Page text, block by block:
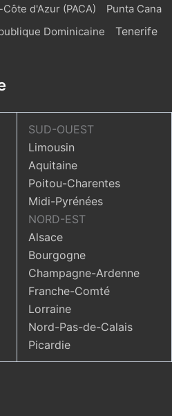
d'Azur (PACA) Punta Cana
Dominicaine Tenerife
SUD-OUEST
Limousin
Aquitaine
Poitou-Charentes
Midi-Pyrénées
NORD-EST
Alsace
Bourgogne
Champagne-Ardenne
Franche-Comté
Lorraine
Nord-Pas-de-Calais
Picardie